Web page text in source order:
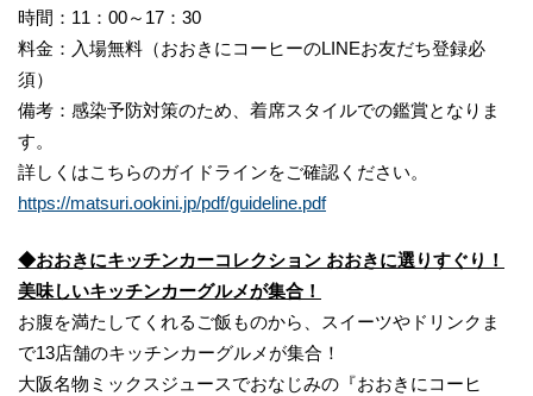
時間：11：00～17：30
料金：入場無料（おおきにコーヒーのLINEお友だち登録必
須）
備考：感染予防対策のため、着席スタイルでの鑑賞となりま
す。
詳しくはこちらのガイドラインをご確認ください。
https://matsuri.ookini.jp/pdf/guideline.pdf
◆おおきにキッチンカーコレクション おおきに選りすぐり！
美味しいキッチンカーグルメが集合！
お腹を満たしてくれるご飯ものから、スイーツやドリンクま
で13店舗のキッチンカーグルメが集合！
大阪名物ミックスジュースでおなじみの『おおきにコーヒ